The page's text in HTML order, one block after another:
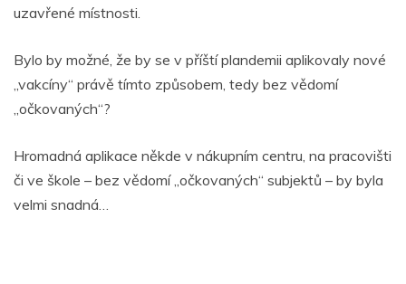
uzavřené místnosti.
Bylo by možné, že by se v příští plandemii aplikovaly nové
„vakcíny“ právě tímto způsobem, tedy bez vědomí
„očkovaných“?
Hromadná aplikace někde v nákupním centru, na pracovišti
či ve škole – bez vědomí „očkovaných“ subjektů – by byla
velmi snadná…